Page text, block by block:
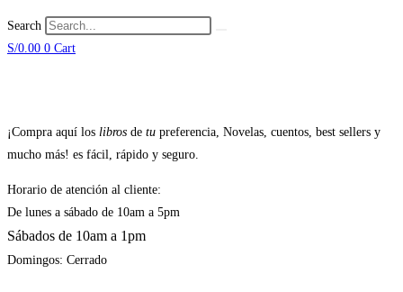
Search
S/0.00 0 Cart
¡Compra aquí los libros de tu preferencia, Novelas, cuentos, best sellers y
mucho más! es fácil, rápido y seguro.
Horario de atención al cliente:
De lunes a sábado de 10am a 5pm
Sábados de 10am a 1pm
Domingos: Cerrado